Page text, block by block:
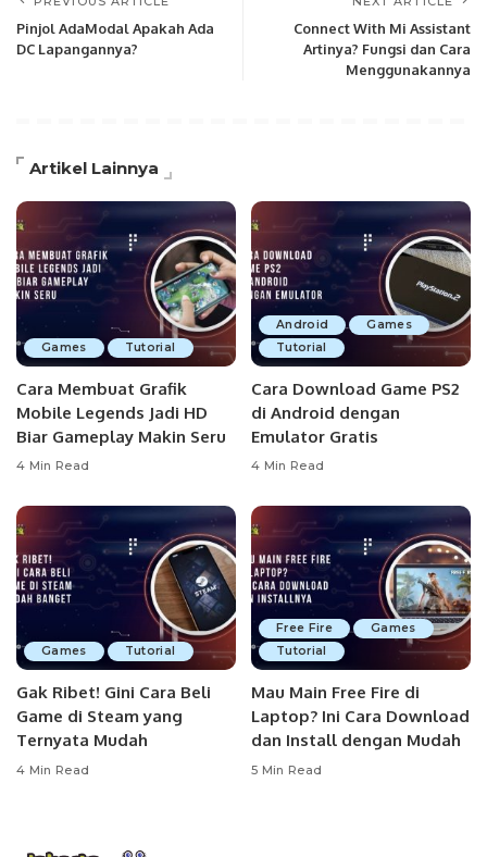
Pinjol AdaModal Apakah Ada
DC Lapangannya?
Connect With Mi Assistant
Artinya? Fungsi dan Cara
Menggunakannya
Artikel Lainnya
Games Tutorial
Cara Membuat Grafik
Mobile Legends Jadi HD
Biar Gameplay Makin Seru
4 Min Read
Android
Games
Tutorial
Cara Download Game PS2
di Android dengan
Emulator Gratis
4 Min Read
Games Tutorial
Gak Ribet! Gini Cara Beli
Game di Steam yang
Ternyata Mudah
4 Min Read
Free Fire
Games
Tutorial
Mau Main Free Fire di
Laptop? Ini Cara Download
dan Install dengan Mudah
5 Min Read